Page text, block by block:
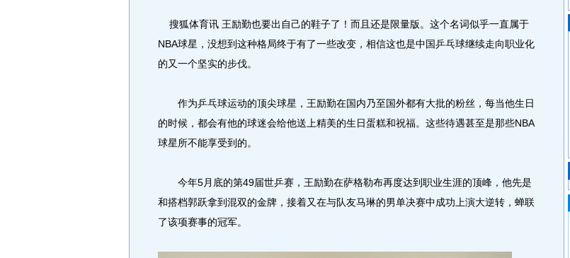
搜狐体育讯 王励勤也要出自己的鞋子了！而且还是限量版。这个名词似乎一直属于
NBA球星，没想到这种格局终于有了一些改变，相信这也是中国乒乓球继续走向职业化
的又一个坚实的步伐。
作为乒乓球运动的顶尖球星，王励勤在国内乃至国外都有大批的粉丝，每当他生日
的时候，都会有他的球迷会给他送上精美的生日蛋糕和祝福。这些待遇甚至是那些NBA
球星所不能享受到的。
今年5月底的第49届世乒赛，王励勤在萨格勒布再度达到职业生涯的顶峰，他先是
和搭档郭跃拿到混双的金牌，接着又在与队友马琳的男单决赛中成功上演大逆转，蝉联
了该项赛事的冠军。